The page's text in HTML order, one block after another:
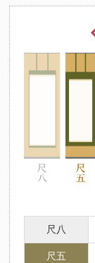
尺八
尺五